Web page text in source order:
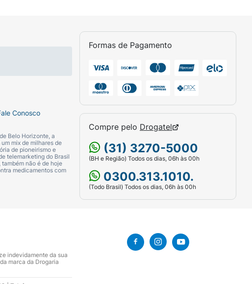
Conosco
Belo Horizonte, a
mix de milhares de
de pioneirismo e
telemarketing do Brasil
não é de hoje
medicamentos com
Formas de Pagamento
Compre pelo Drogatel
(31) 3270-5000
(BH e Região) Todos os dias, 06h às 00h
0300.313.1010.
(Todo Brasil) Todos os dias, 06h às 00h
indevidamente da sua
marca da Drogaria